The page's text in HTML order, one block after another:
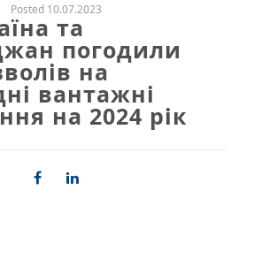
Posted 10.07.2023
та
погодили
на
вантажні
на 2024 рік